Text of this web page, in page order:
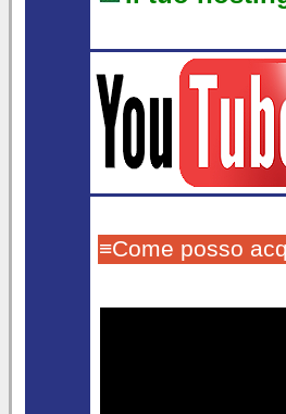
≡Come posso